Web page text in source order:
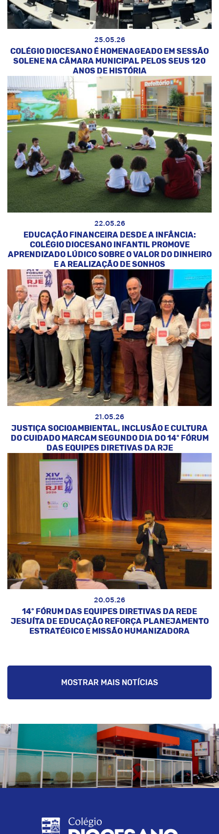
25.05.26
COLÉGIO DIOCESANO É HOMENAGEADO EM SESSÃO
SOLENE NA CÂMARA MUNICIPAL PELOS SEUS 120
ANOS DE HISTÓRIA
22.05.26
EDUCAÇÃO FINANCEIRA DESDE A INFÂNCIA:
COLÉGIO DIOCESANO INFANTIL PROMOVE
APRENDIZADO LÚDICO SOBRE O VALOR DO DINHEIRO
E A REALIZAÇÃO DE SONHOS
21.05.26
JUSTIÇA SOCIOAMBIENTAL, INCLUSÃO E CULTURA
DO CUIDADO MARCAM SEGUNDO DIA DO 14º FÓRUM
DAS EQUIPES DIRETIVAS DA RJE
20.05.26
14º FÓRUM DAS EQUIPES DIRETIVAS DA REDE
JESUÍTA DE EDUCAÇÃO REFORÇA PLANEJAMENTO
ESTRATÉGICO E MISSÃO HUMANIZADORA
MOSTRAR MAIS NOTÍCIAS